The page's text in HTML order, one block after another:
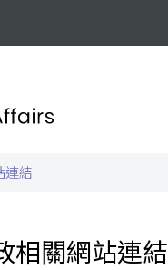
連結
相關網站連結